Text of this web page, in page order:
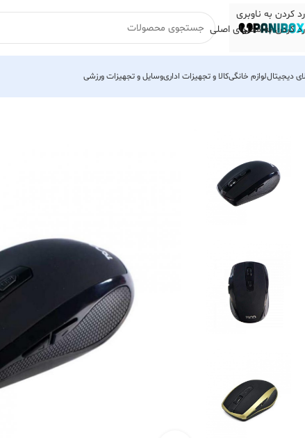
رد کردن به ناوبری
رد کردن به محتوای اصلی
دیجیتاللوازم خانگیکالا و تجهیزات اداریوسایل و تجهیزات ورزشی